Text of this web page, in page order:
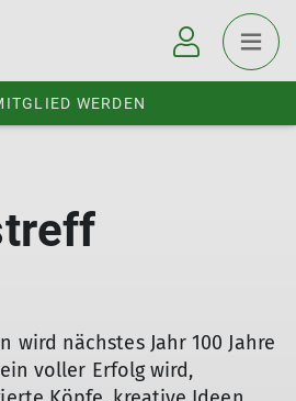
WERDEN
wird nächstes Jahr 100 Jahre
voller Erfolg wird,